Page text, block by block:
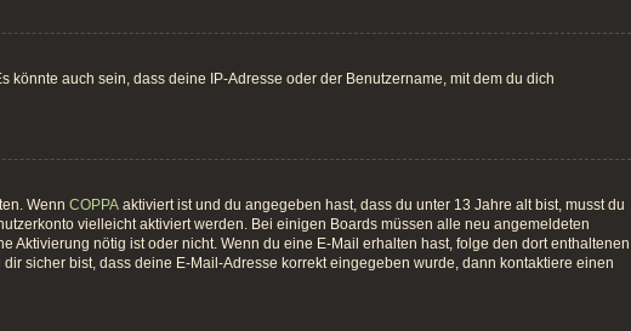
auch sein, dass deine IP-Adresse oder der Benutzername, mit dem du dich
Wenn COPPA aktiviert ist und du angegeben hast, dass du unter 13 Jahre alt bist, musst du
vielleicht aktiviert werden. Bei einigen Boards müssen alle neu angemeldeten
nötig ist oder nicht. Wenn du eine E-Mail erhalten hast, folge den dort enthaltenen
sicher bist, dass deine E-Mail-Adresse korrekt eingegeben wurde, dann kontaktiere einen